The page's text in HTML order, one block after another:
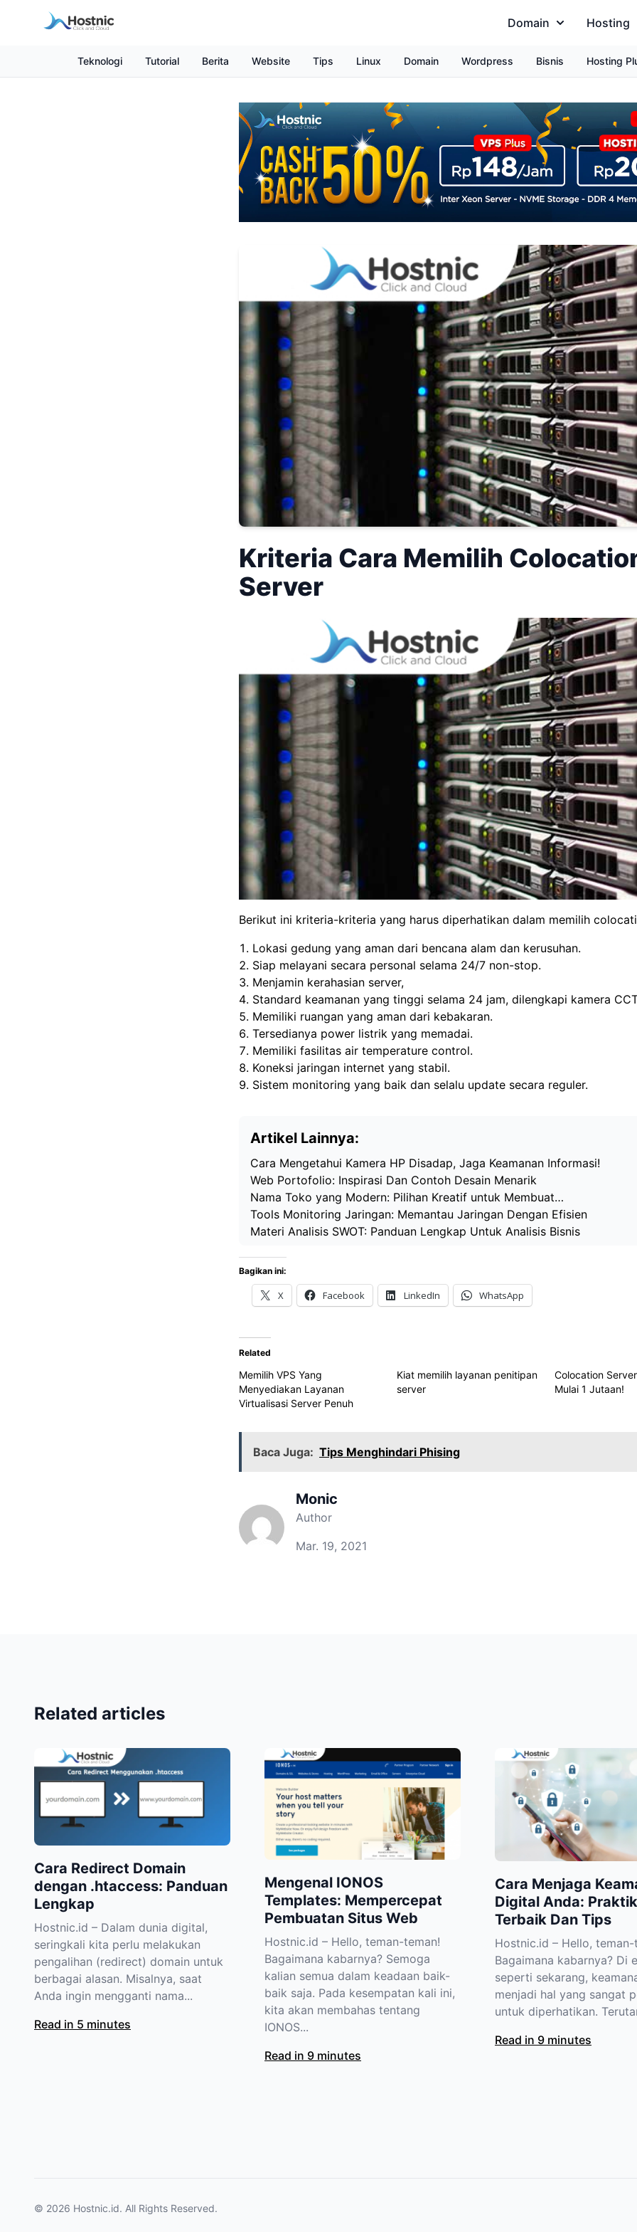
Domain Hosting
Teknologi Tutorial Berita Website Tips Linux Domain Wordpress Bisnis Hosting
Kriteria Cara Memilih
Server
Berikut ini kriteria-kriteria yang harus diperhatikan dalam memilih
Lokasi gedung yang aman dari bencana alam dan kerusuhan.
Siap melayani secara personal selama 24/7 non-stop.
Menjamin kerahasian server,
Standard keamanan yang tinggi selama 24 jam, dilengkapi kamera
Memiliki ruangan yang aman dari kebakaran.
Tersedianya power listrik yang memadai.
Memiliki fasilitas air temperature control.
Koneksi jaringan internet yang stabil.
Sistem monitoring yang baik dan selalu update secara reguler.
Artikel Lainnya:
Cara Mengetahui Kamera HP Disadap, Jaga Keamanan Informasi!
Web Portofolio: Inspirasi Dan Contoh Desain Menarik
Nama Toko yang Modern: Pilihan Kreatif untuk Membuat…
Tools Monitoring Jaringan: Memantau Jaringan Dengan Efisien
Materi Analisis SWOT: Panduan Lengkap Untuk Analisis Bisnis
Bagikan ini:
X Facebook LinkedIn WhatsApp
Related
Memilih VPS Yang
Menyediakan Layanan
Virtualisasi Server Penuh
Kiat memilih layanan penitipan
server
Colocation
Mulai 1 Jutaan!
Baca Juga: Tips Menghindari Phising
Monic
Author
Mar. 19, 2021
Related articles
Cara Redirect Domain
dengan .htaccess: Panduan
Lengkap
Hostnic.id – Dalam dunia digital,
seringkali kita perlu melakukan
pengalihan (redirect) domain untuk
berbagai alasan. Misalnya, saat
Anda ingin mengganti nama...
Read in 5 minutes
Mengenal IONOS
Templates: Mempercepat
Pembuatan Situs Web
Hostnic.id – Hello, teman-teman!
Bagaimana kabarnya? Semoga
kalian semua dalam keadaan baik-
baik saja. Pada kesempatan kali ini,
kita akan membahas tentang
IONOS...
Read in 9 minutes
Cara Menjaga
Digital Anda: Praktik
Terbaik Dan Tips
Hostnic.id – Hello, teman-
Bagaimana kabarnya? Di
seperti sekarang,
menjadi hal yang sangat
untuk diperhatikan.
Read in 9 minutes
© 2026 Hostnic.id. All Rights Reserved.